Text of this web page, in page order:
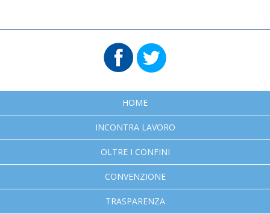
HOME
INCONTRA LAVORO
OLTRE I CONFINI
CONVENZIONE
TRASPARENZA